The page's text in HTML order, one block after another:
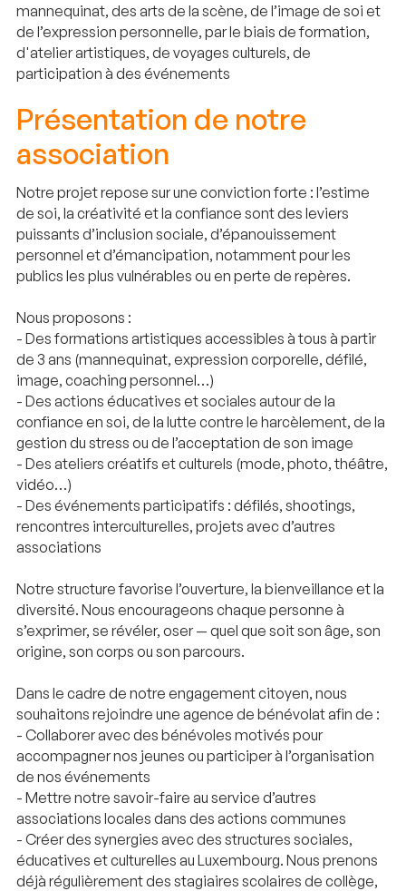
mannequinat, des arts de la scène, de l’image de soi et
de l’expression personnelle, par le biais de formation,
d'atelier artistiques, de voyages culturels, de
participation à des événements
Présentation de notre
association
Notre projet repose sur une conviction forte : l’estime
de soi, la créativité et la confiance sont des leviers
puissants d’inclusion sociale, d’épanouissement
personnel et d’émancipation, notamment pour les
publics les plus vulnérables ou en perte de repères.
Nous proposons :
- Des formations artistiques accessibles à tous à partir
de 3 ans (mannequinat, expression corporelle, défilé,
image, coaching personnel…)
- Des actions éducatives et sociales autour de la
confiance en soi, de la lutte contre le harcèlement, de la
gestion du stress ou de l’acceptation de son image
- Des ateliers créatifs et culturels (mode, photo, théâtre,
vidéo…)
- Des événements participatifs : défilés, shootings,
rencontres interculturelles, projets avec d’autres
associations
Notre structure favorise l’ouverture, la bienveillance et la
diversité. Nous encourageons chaque personne à
s’exprimer, se révéler, oser — quel que soit son âge, son
origine, son corps ou son parcours.
Dans le cadre de notre engagement citoyen, nous
souhaitons rejoindre une agence de bénévolat afin de :
- Collaborer avec des bénévoles motivés pour
accompagner nos jeunes ou participer à l’organisation
de nos événements
- Mettre notre savoir-faire au service d’autres
associations locales dans des actions communes
- Créer des synergies avec des structures sociales,
éducatives et culturelles au Luxembourg. Nous prenons
déjà régulièrement des stagiaires scolaires de collège,